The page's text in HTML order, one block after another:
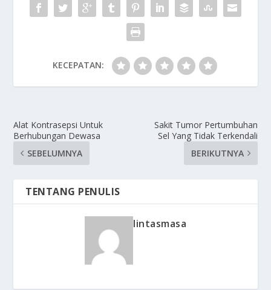
KECEPATAN:
Alat Kontrasepsi Untuk
Berhubungan Dewasa
SEBELUMNYA
Sakit Tumor Pertumbuhan
Sel Yang Tidak Terkendali
BERIKUTNYA
TENTANG PENULIS
lintasmasa